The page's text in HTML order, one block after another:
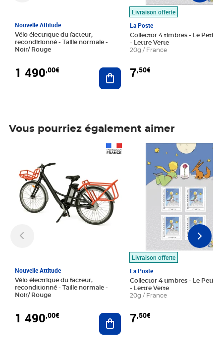
Nouvelle Attitude
Vélo électrique du facteur,
reconditionné - Taille normale -
Noir/ Rouge
1 490,00€ Ajouter au panier
Livraison offerte
La Poste
Collector 4 timbres - Le Petit
- Lettre Verte
20g / France
7,50€
Vous pourriez également aimer
Nouvelle Attitude
Vélo électrique du facteur,
reconditionné - Taille normale -
Noir/ Rouge
1 490,00€ Ajouter au panier
Livraison offerte
La Poste
Collector 4 timbres - Le Petit
- Lettre Verte
20g / France
7,50€
Prix 7,50€